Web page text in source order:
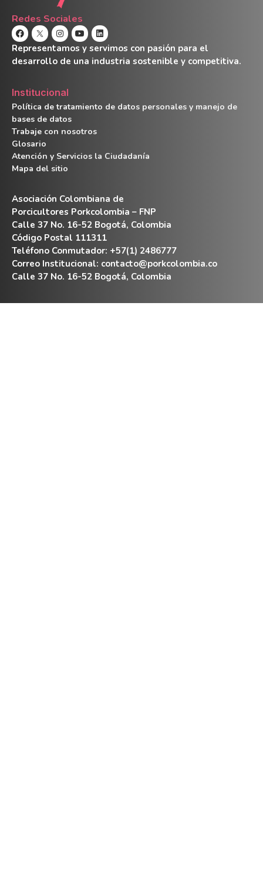
Redes Sociales
Representamos y servimos con pasión para el
desarrollo de una industria sostenible y competitiva.
Institucional
Política de tratamiento de datos personales y manejo de
bases de datos
Trabaje con nosotros
Glosario
Atención y Servicios la Ciudadanía
Mapa del sitio
Asociación Colombiana de
Porcicultores Porkcolombia – FNP
Calle 37 No. 16-52 Bogotá, Colombia
Código Postal 111311
Teléfono Conmutador: +57(1) 2486777
Correo Institucional: contacto@porkcolombia.co
Calle 37 No. 16-52 Bogotá, Colombia